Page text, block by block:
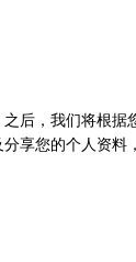
后，我们将根据
享您的个人资料